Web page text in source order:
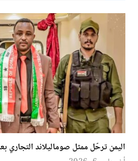
اليمن ترحّل ممثل صوماليلاند التجاري